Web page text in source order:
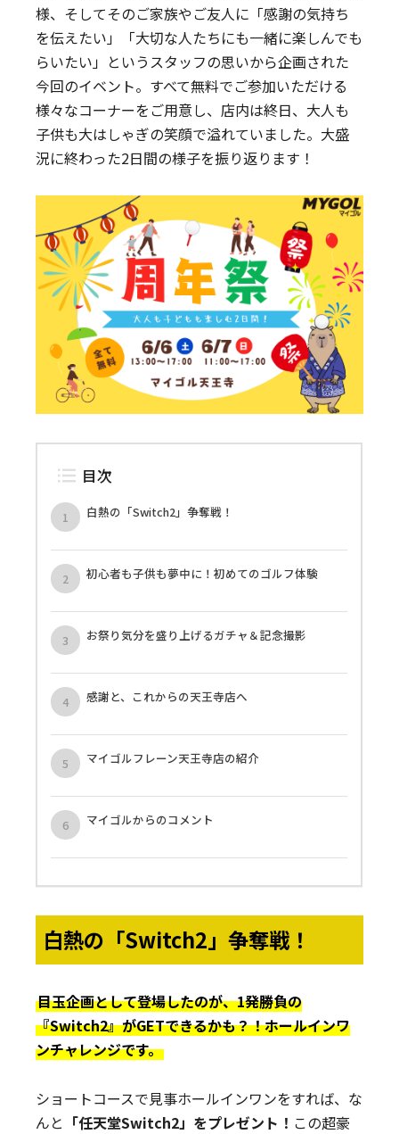
様、そしてそのご家族やご友人に「感謝の気持ち
を伝えたい」「大切な人たちにも一緒に楽しんでも
らいたい」というスタッフの思いから企画された
今回のイベント。すべて無料でご参加いただける
様々なコーナーをご用意し、店内は終日、大人も
子供も大はしゃぎの笑顔で溢れていました。大盛
況に終わった2日間の様子を振り返ります！
目次
白熱の「Switch2」争奪戦！
初心者も子供も夢中に！初めてのゴルフ体験
お祭り気分を盛り上げるガチャ＆記念撮影
感謝と、これからの天王寺店へ
マイゴルフレーン天王寺店の紹介
マイゴルからのコメント
白熱の「Switch2」争奪戦！
目玉企画として登場したのが、1発勝負の
『Switch2』がGETできるかも？！ホールインワ
ンチャレンジです。
ショートコースで見事ホールインワンをすれば、な
んと 「任天堂Switch2」をプレゼント！ この超豪